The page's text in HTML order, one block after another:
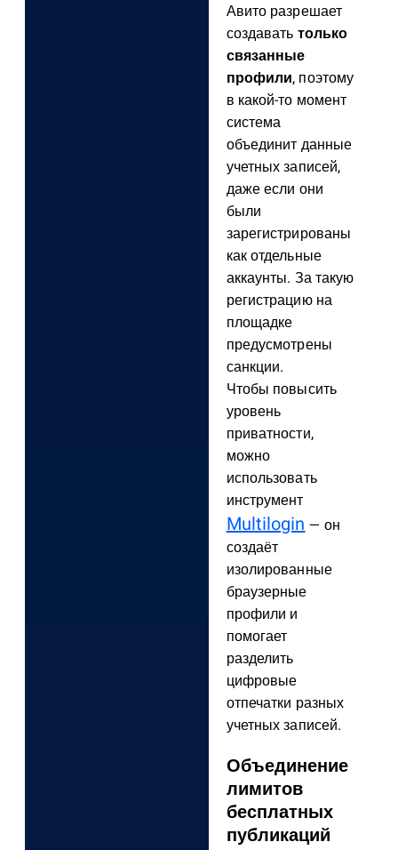
Авито разрешает
создавать только
связанные
профили, поэтому
в какой-то момент
система
объединит данные
учетных записей,
даже если они
были
зарегистрированы
как отдельные
аккаунты. За такую
регистрацию на
площадке
предусмотрены
санкции.
Чтобы повысить
уровень
приватности,
можно
использовать
инструмент
Multilogin— он
создаёт
изолированные
браузерные
профили и
помогает
разделить
цифровые
отпечатки разных
учетных записей.
Объединение
лимитов
бесплатных
публикаций